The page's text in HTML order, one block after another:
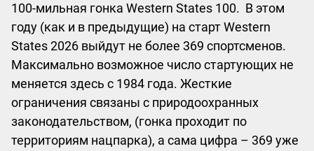
100-мильная гонка Western States 100. В этом
году (как и в предыдущие) на старт Western
States 2026 выйдут не более 369 спортсменов.
Максимально возможное число стартующих не
меняется здесь с 1984 года. Жесткие
ограничения связаны с природоохранных
законодательством, (гонка проходит по
территориям нацпарка), а сама цифра – 369 уже